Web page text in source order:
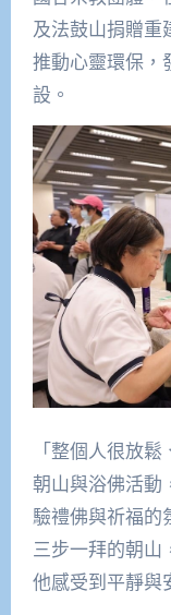
及法鼓山捐贈重
推動心靈環保，
設。
「整個人很放
朝山與浴佛活動
驗禮佛與祈福的
三步一拜的朝山
他感受到平靜與